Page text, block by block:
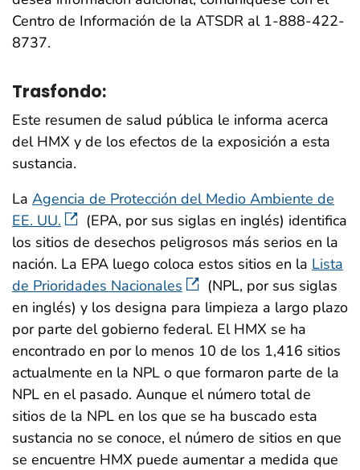
Centro de Información de la ATSDR al 1-888-422-
8737.
Trasfondo:
Este resumen de salud pública le informa acerca
del HMX y de los efectos de la exposición a esta
sustancia.
La Agencia de Protección del Medio Ambiente de
EE. UU.
(EPA, por sus siglas en inglés) identifica
los sitios de desechos peligrosos más serios en la
nación. La EPA luego coloca estos sitios en la Lista
de Prioridades Nacionales
(NPL, por sus siglas
en inglés) y los designa para limpieza a largo plazo
por parte del gobierno federal. El HMX se ha
encontrado en por lo menos 10 de los 1,416 sitios
actualmente en la NPL o que formaron parte de la
NPL en el pasado. Aunque el número total de
sitios de la NPL en los que se ha buscado esta
sustancia no se conoce, el número de sitios en que
se encuentre HMX puede aumentar a medida que